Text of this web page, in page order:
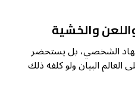
والخشية
الشخصي، بل يستحضر
البيان ولو كلفه ذلك